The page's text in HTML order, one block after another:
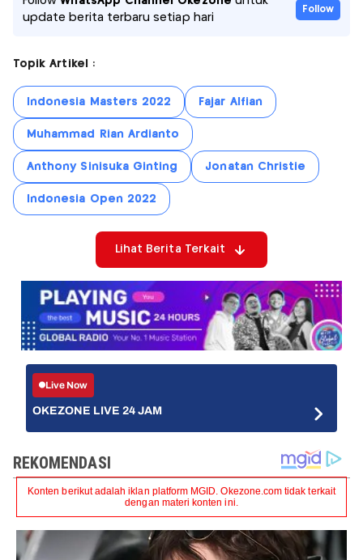
update berita terbaru setiap hari
Follow
Topik Artikel :
Indonesia Masters 2022 Fajar Alfian
Muhammad Rian Ardianto
Anthony Sinisuka Ginting Jonatan Christie
Indonesia Open 2022
Lihat Berita Terkait
Live Now
OKEZONE LIVE 24 JAM